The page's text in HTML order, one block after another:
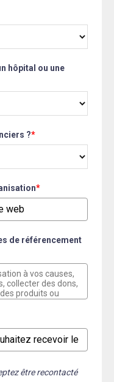
hôpital ou une
?*
*
de référencement
être recontacté